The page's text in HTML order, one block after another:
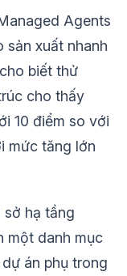
Agents
sản xuất nhanh
biết thử
cho thấy
10 điểm so với
mức tăng lớn
hạ tầng
một danh mục
án phụ trong